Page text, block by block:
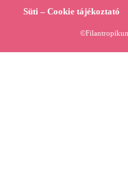
Süti – Cookie tájékoztató